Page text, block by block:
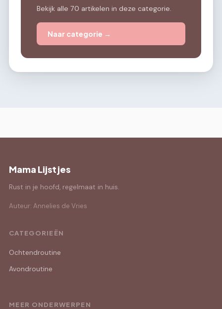
Bekijk alle 70 artikelen in deze categorie.
Naar categorie →
Mama Lijstjes
Rust in je hoofd, regelmaat in huis.
Auteur: Annelies de Vries
CATEGORIEËN
Ochtendroutine
Avondroutine
MEER ONDERWERPEN